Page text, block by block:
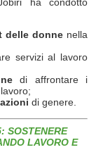
delle donne nella
servizi al lavoro
di affrontare i
di genere.
SOSTENERE
LAVORO E